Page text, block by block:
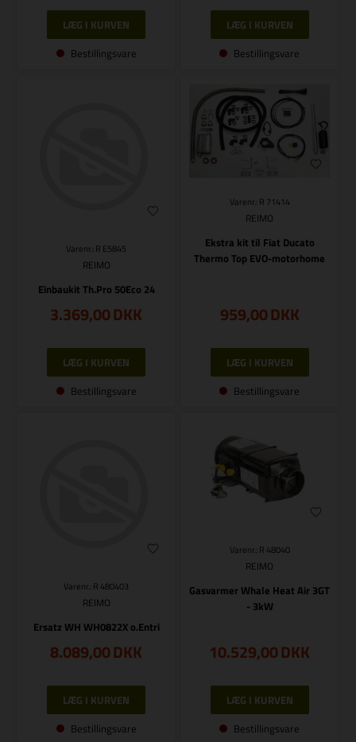
Bestillingsvare Bestillingsvare
Varenr.: R E5845
REIMO
Einbaukit Th.Pro 50Eco 24
3.369,00DKK
Bestillingsvare
Varenr.: R 71414
REIMO
Ekstra kit til Fiat Ducato
Thermo Top EVO-motorhome
959,00DKK
Bestillingsvare
Varenr.: R 480403
REIMO
Ersatz WH WH0822X o.Entri
8.089,00DKK
Bestillingsvare
Varenr.: R 48040
REIMO
Gasvarmer Whale Heat Air 3GT
- 3kW
10.529,00DKK
Bestillingsvare